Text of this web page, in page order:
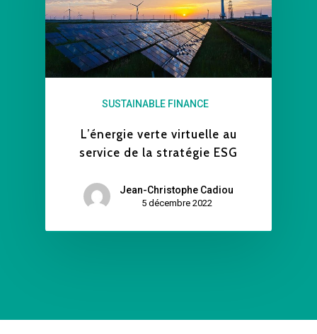
SUSTAINABLE FINANCE
L’énergie verte virtuelle au
service de la stratégie ESG
Jean-Christophe Cadiou
5 décembre 2022